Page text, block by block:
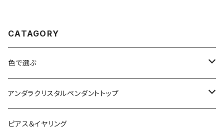
CATAGORY
色で選ぶ
ブルー
ピンク
アンダラクリスタルペンダントトップ
Amber
ピアス＆イヤリング